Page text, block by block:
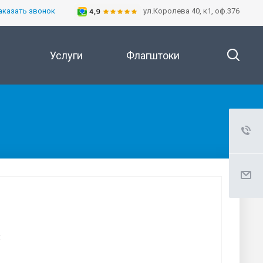
ул.Королева 40, к1, оф.376
звонок
Услуги Флагштоки